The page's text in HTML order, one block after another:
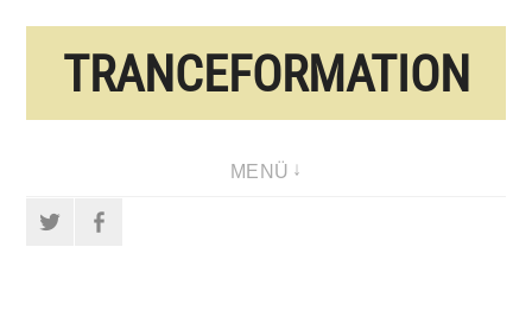
TRANCEFORMATION
MENÜ
Twitter